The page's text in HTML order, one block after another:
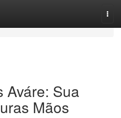
Aváre: Sua
Mãos